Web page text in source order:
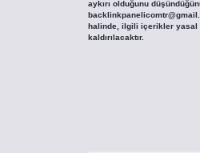
aykırı olduğunu
halinde, ilgili içerikler
kaldırılacaktır.